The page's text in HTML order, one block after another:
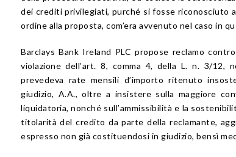
dei crediti privilegiati, purché si fosse riconosciuto
ordine alla proposta, com’era avvenuto nel caso in
Barclays Bank Ireland PLC propose reclamo
violazione dell’art. 8, comma 4, della L. n. 3/12,
prevedeva rate mensili d’importo ritenuto
giudizio, A.A., oltre a insistere sulla maggiore
liquidatoria, nonché sull’ammissibilità e la
titolarità del credito da parte della reclamante,
espresso non già costituendosi in giudizio, bensì